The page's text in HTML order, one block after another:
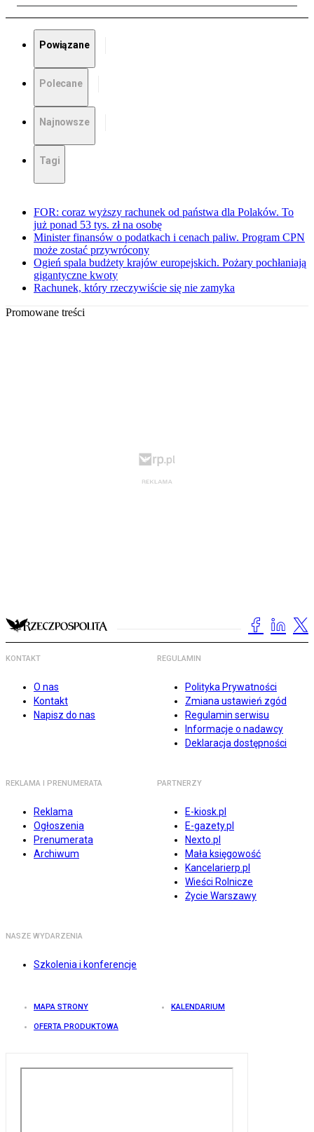
Powiązane
Polecane
Najnowsze
Tagi
FOR: coraz wyższy rachunek od państwa dla Polaków. To
już ponad 53 tys. zł na osobę
Minister finansów o podatkach i cenach paliw. Program CPN
może zostać przywrócony
Ogień spala budżety krajów europejskich. Pożary pochłaniają
gigantyczne kwoty
Rachunek, który rzeczywiście się nie zamyka
Promowane treści
KONTAKT
O nas
Kontakt
Napisz do nas
REGULAMIN
Polityka Prywatności
Zmiana ustawień zgód
Regulamin serwisu
Informacje o nadawcy
Deklaracja dostępności
REKLAMA I PRENUMERATA
Reklama
Ogłoszenia
Prenumerata
Archiwum
PARTNERZY
E-kiosk.pl
E-gazety.pl
Nexto.pl
Mała księgowość
Kancelarierp.pl
Wieści Rolnicze
Życie Warszawy
NASZE WYDARZENIA
Szkolenia i konferencje
MAPA STRONY KALENDARIUM
OFERTA PRODUKTOWA